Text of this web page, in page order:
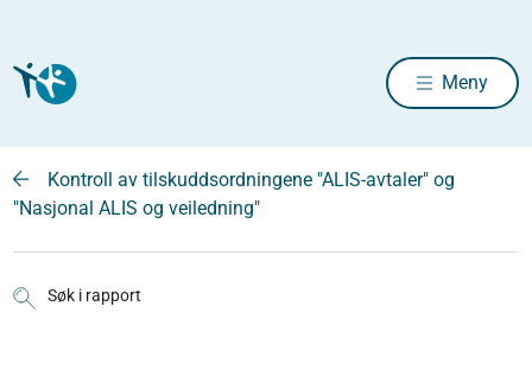
Meny
Kontroll av tilskuddsordningene "ALIS-avtaler" og
"Nasjonal ALIS og veiledning"
Søk i rapport